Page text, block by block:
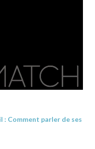
Comment parler de ses